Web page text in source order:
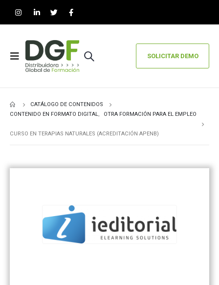
SOLICITAR DEMO
CATÁLOGO DE CONTENIDOS
CONTENIDO EN FORMATO DIGITAL, OTRA FORMACIÓN PARA EL EMPLEO
CURSO EN TERAPIAS NATURALES (ACREDITACIÓN APENB)